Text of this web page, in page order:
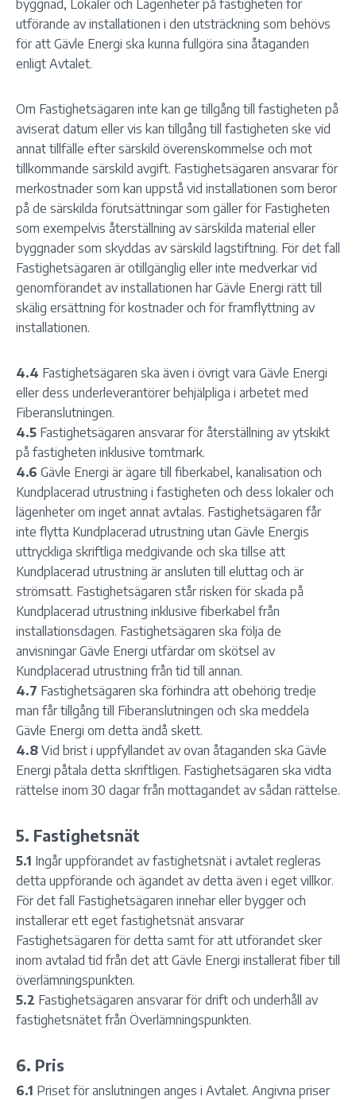
byggnad, Lokaler och Lägenheter på fastigheten för
utförande av installationen i den utsträckning som behövs
för att Gävle Energi ska kunna fullgöra sina åtaganden
enligt Avtalet.
Om Fastighetsägaren inte kan ge tillgång till fastigheten på
aviserat datum eller vis kan tillgång till fastigheten ske vid
annat tillfälle efter särskild överenskommelse och mot
tillkommande särskild avgift. Fastighetsägaren ansvarar för
merkostnader som kan uppstå vid installationen som beror
på de särskilda förutsättningar som gäller för Fastigheten
som exempelvis återställning av särskilda material eller
byggnader som skyddas av särskild lagstiftning. För det fall
Fastighetsägaren är otillgänglig eller inte medverkar vid
genomförandet av installationen har Gävle Energi rätt till
skälig ersättning för kostnader och för framflyttning av
installationen.
4.4 Fastighetsägaren ska även i övrigt vara Gävle Energi
eller dess underleverantörer behjälpliga i arbetet med
Fiberanslutningen.
4.5 Fastighetsägaren ansvarar för återställning av ytskikt
på fastigheten inklusive tomtmark.
4.6 Gävle Energi är ägare till fiberkabel, kanalisation och
Kundplacerad utrustning i fastigheten och dess lokaler och
lägenheter om inget annat avtalas. Fastighetsägaren får
inte flytta Kundplacerad utrustning utan Gävle Energis
uttryckliga skriftliga medgivande och ska tillse att
Kundplacerad utrustning är ansluten till eluttag och är
strömsatt. Fastighetsägaren står risken för skada på
Kundplacerad utrustning inklusive fiberkabel från
installationsdagen. Fastighetsägaren ska följa de
anvisningar Gävle Energi utfärdar om skötsel av
Kundplacerad utrustning från tid till annan.
4.7 Fastighetsägaren ska förhindra att obehörig tredje
man får tillgång till Fiberanslutningen och ska meddela
Gävle Energi om detta ändå skett.
4.8 Vid brist i uppfyllandet av ovan åtaganden ska Gävle
Energi påtala detta skriftligen. Fastighetsägaren ska vidta
rättelse inom 30 dagar från mottagandet av sådan rättelse.
5. Fastighetsnät
5.1 Ingår uppförandet av fastighetsnät i avtalet regleras
detta uppförande och ägandet av detta även i eget villkor.
För det fall Fastighetsägaren innehar eller bygger och
installerar ett eget fastighetsnät ansvarar
Fastighetsägaren för detta samt för att utförandet sker
inom avtalad tid från det att Gävle Energi installerat fiber till
överlämningspunkten.
5.2 Fastighetsägaren ansvarar för drift och underhåll av
fastighetsnätet från Överlämningspunkten.
6. Pris
6.1 Priset för anslutningen anges i Avtalet. Angivna priser